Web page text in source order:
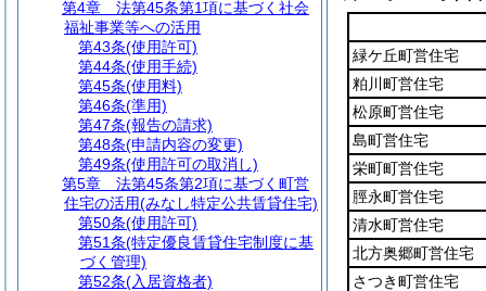
緑ケ丘町営住宅
粕川町営住宅
松原町営住宅
島町営住宅
栄町町営住宅
脛永町営住宅
清水町営住宅
北方奥郷町営住宅
さつき町営住宅
第4章
法第45条第1項に基づく社会
福祉事業等への活用
第43条(使用許可)
第44条(使用手続)
第45条(使用料)
第46条(準用)
第47条(報告の請求)
第48条(申請内容の変更)
第49条(使用許可の取消し)
第5章
法第45条第2項に基づく町営
住宅の活用(みなし特定公共賃貸住宅)
第50条(使用許可)
第51条(特定優良賃貸住宅制度に基
づく管理)
第52条(入居資格者)